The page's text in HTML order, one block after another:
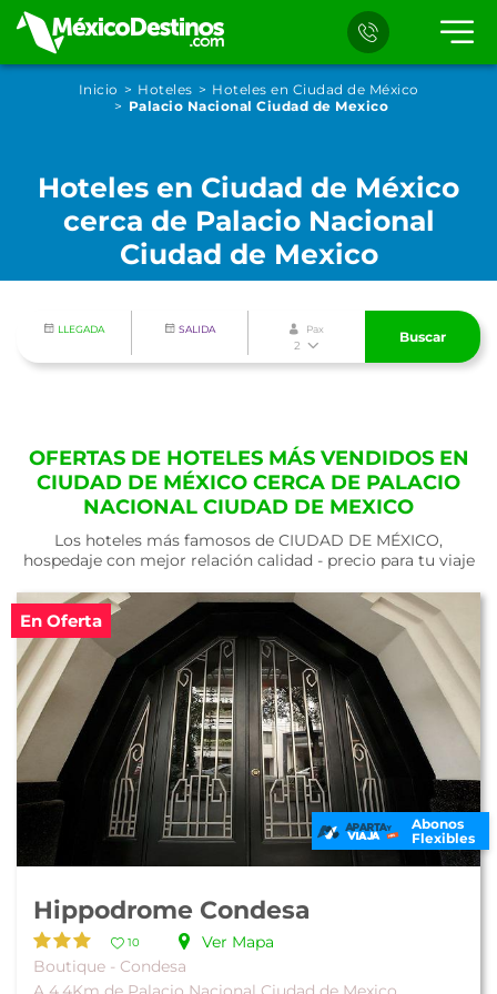
Inicio Hoteles
Hoteles en Ciudad de México
Palacio Nacional Ciudad de Mexico
Hoteles en Ciudad de México
cerca de Palacio Nacional
Ciudad de Mexico
LLEGADA SALIDA Pax
2
Buscar
OFERTAS DE HOTELES MÁS VENDIDOS EN
CIUDAD DE MÉXICO CERCA DE PALACIO
NACIONAL CIUDAD DE MEXICO
Los hoteles más famosos de CIUDAD DE MÉXICO,
hospedaje con mejor relación calidad - precio para tu viaje
En Oferta
Abonos
Flexibles
Hippodrome Condesa
10
Ver Mapa
Boutique - Condesa